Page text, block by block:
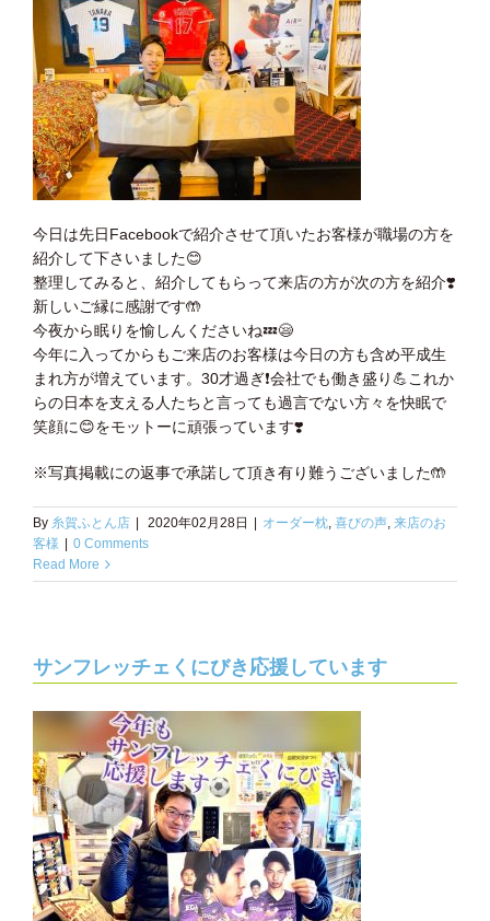
今日は先日Facebookで紹介させて頂いたお客様が職場の方を
紹介して下さいました😊
整理してみると、紹介してもらって来店の方が次の方を紹介❣️
新しいご縁に感謝です🤲
今夜から眠りを愉しんくださいね💤😪
今年に入ってからもご来店のお客様は今日の方も含め平成生
まれ方が増えています。30才過ぎ❗️会社でも働き盛り💪これか
らの日本を支える人たちと言っても過言でない方々を快眠で
笑顔に😊をモットーに頑張っています❣️
※写真掲載にの返事で承諾して頂き有り難うございました🤲
By 糸賀ふとん店 2020年02月28日 オーダー枕, 喜びの声, 来店のお
客様
0 Comments
Read More
サンフレッチェくにびき応援しています